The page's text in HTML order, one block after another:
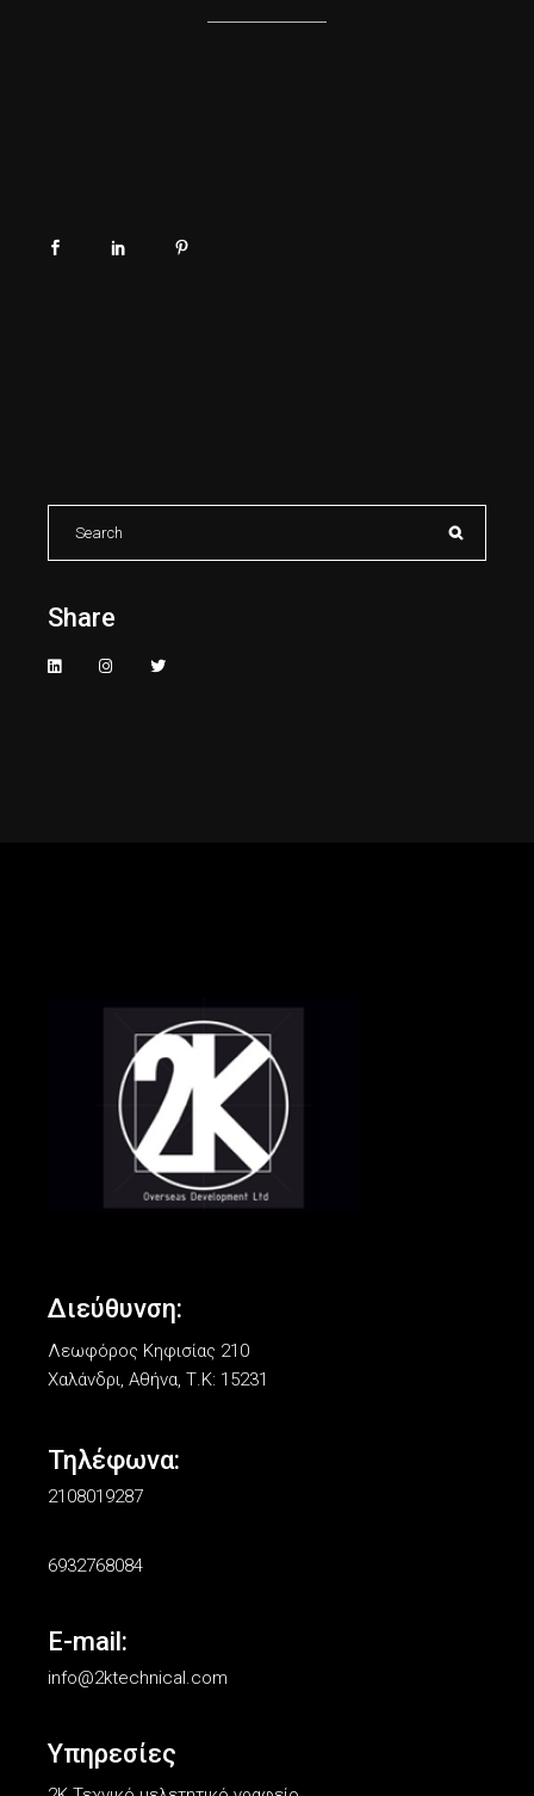
Search
Share
Διεύθυνση:
Λεωφόρος Κηφισίας 210
Χαλάνδρι, Αθήνα, Τ.Κ: 15231
Τηλέφωνα:
2108019287
6932768084
E-mail:
info@2ktechnical.com
Υπηρεσίες